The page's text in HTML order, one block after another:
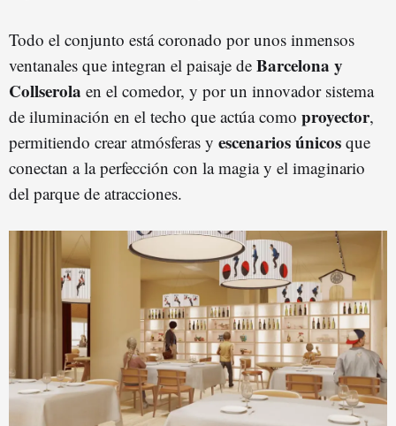
Todo el conjunto está coronado por unos inmensos
ventanales que integran el paisaje de Barcelona y
Collserola en el comedor, y por un innovador sistema
de iluminación en el techo que actúa como proyector,
permitiendo crear atmósferas y escenarios únicos que
conectan a la perfección con la magia y el imaginario
del parque de atracciones.